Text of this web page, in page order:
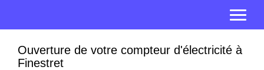
Ouverture de votre compteur d'électricité à
Finestret